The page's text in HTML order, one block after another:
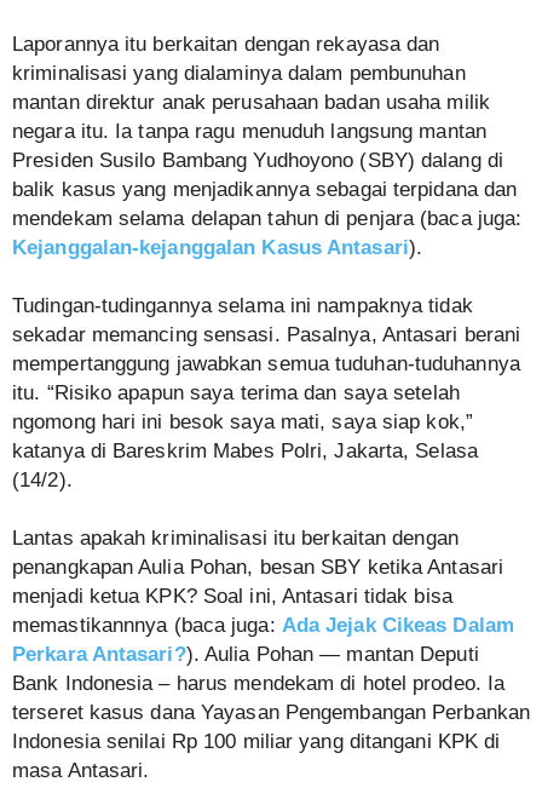
Laporannya itu berkaitan dengan rekayasa dan
kriminalisasi yang dialaminya dalam pembunuhan
mantan direktur anak perusahaan badan usaha milik
negara itu. Ia tanpa ragu menuduh langsung mantan
Presiden Susilo Bambang Yudhoyono (SBY) dalang di
balik kasus yang menjadikannya sebagai terpidana dan
mendekam selama delapan tahun di penjara (baca juga:
Kejanggalan-kejanggalan Kasus Antasari).
Tudingan-tudingannya selama ini nampaknya tidak
sekadar memancing sensasi. Pasalnya, Antasari berani
mempertanggung jawabkan semua tuduhan-tuduhannya
itu. “Risiko apapun saya terima dan saya setelah
ngomong hari ini besok saya mati, saya siap kok,”
katanya di Bareskrim Mabes Polri, Jakarta, Selasa
(14/2).
Lantas apakah kriminalisasi itu berkaitan dengan
penangkapan Aulia Pohan, besan SBY ketika Antasari
menjadi ketua KPK? Soal ini, Antasari tidak bisa
memastikannnya (baca juga: Ada Jejak Cikeas Dalam
Perkara Antasari?). Aulia Pohan — mantan Deputi
Bank Indonesia – harus mendekam di hotel prodeo. Ia
terseret kasus dana Yayasan Pengembangan Perbankan
Indonesia senilai Rp 100 miliar yang ditangani KPK di
masa Antasari.